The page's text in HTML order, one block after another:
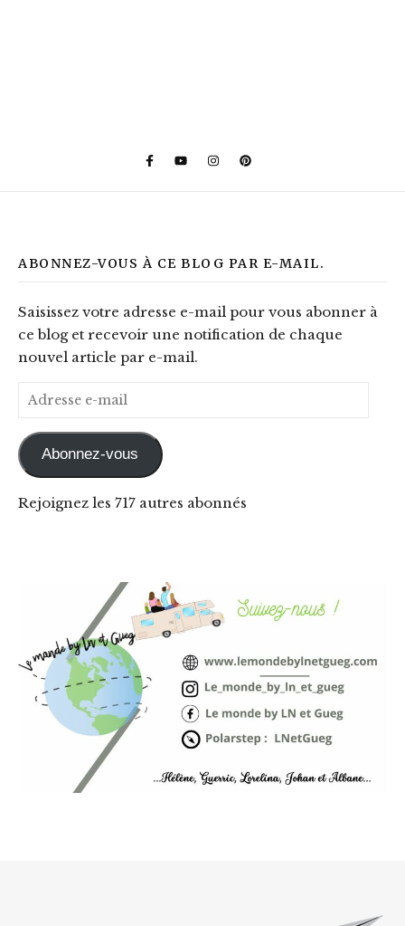
ABONNEZ-VOUS À CE BLOG PAR E-MAIL.
Saisissez votre adresse e-mail pour vous abonner à
ce blog et recevoir une notification de chaque
nouvel article par e-mail.
Adresse e-mail
Abonnez-vous
Rejoignez les 717 autres abonnés